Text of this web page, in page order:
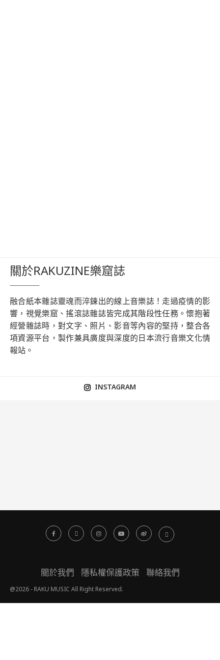
關於RAKUZINE樂窟誌
融合紙本雜誌靈魂而淬鍊出的線上音樂誌！走過疫情的影
響，視覺樂窟、搖滾誌雜誌皆完成其階段性任務。懷抱著
經營雜誌時，對文字、照片、影音等內容的堅持，整合各
項資源平台，製作兼具廣度與深度的日本流行音樂文化情
報站。
INSTAGRAM
關於我們 隱私權保護政策 聯絡我們
@2026 - RAKU MUSIC All Right Reserved.